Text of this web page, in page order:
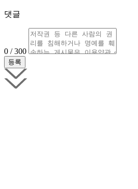
댓글
0 / 300